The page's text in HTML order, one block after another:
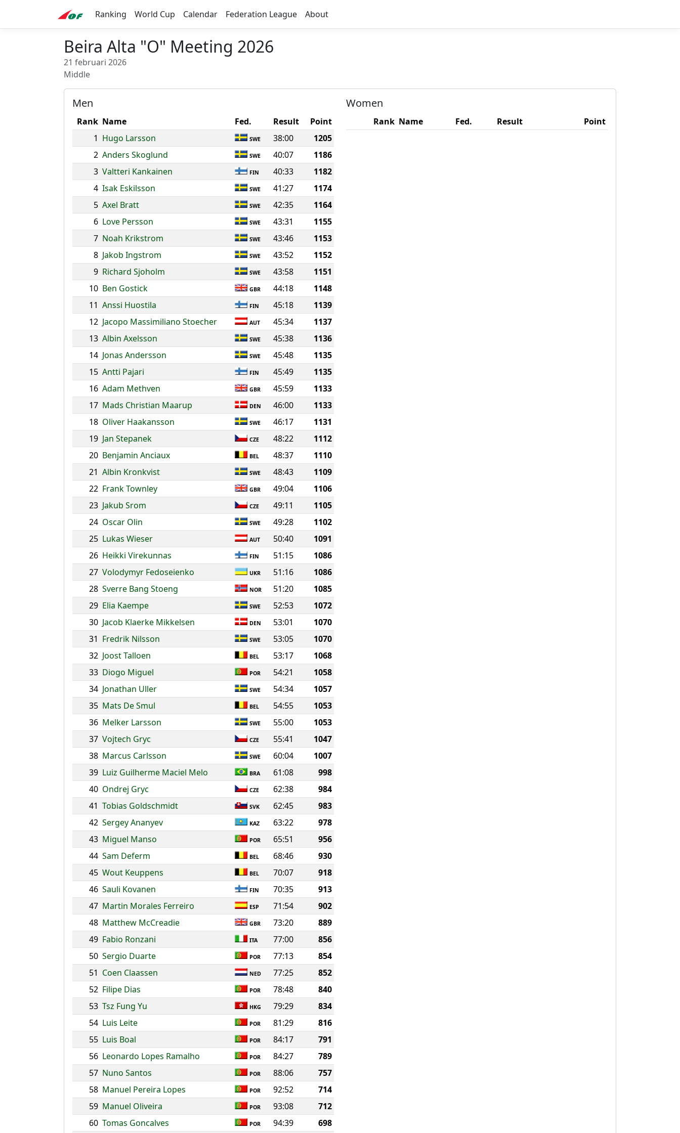
Ranking World Cup Calendar Federation League About
Beira Alta "O" Meeting 2026
21 februari 2026
Middle
Men
Rank Name Fed. Result
Point
1 Hugo Larsson SWE 38:00
1205
2 Anders Skoglund SWE 40:07
1186
3 Valtteri Kankainen FIN 40:33
1182
4 Isak Eskilsson SWE 41:27
1174
5 Axel Bratt SWE 42:35
1164
6 Love Persson SWE 43:31
1155
7 Noah Krikstrom SWE 43:46
1153
8 Jakob Ingstrom SWE 43:52
1152
9 Richard Sjoholm SWE 43:58
1151
10 Ben Gostick GBR 44:18
1148
11 Anssi Huostila FIN 45:18
1139
12 Jacopo Massimiliano Stoecher AUT 45:34
1137
13 Albin Axelsson SWE 45:38
1136
14 Jonas Andersson SWE 45:48
1135
15 Antti Pajari FIN 45:49
1135
16 Adam Methven GBR 45:59
1133
17 Mads Christian Maarup DEN 46:00
1133
18 Oliver Haakansson SWE 46:17
1131
19 Jan Stepanek CZE 48:22
1112
20 Benjamin Anciaux BEL 48:37
1110
21 Albin Kronkvist SWE 48:43
1109
22 Frank Townley GBR 49:04
1106
23 Jakub Srom CZE 49:11
1105
24 Oscar Olin SWE 49:28
1102
25 Lukas Wieser AUT 50:40
1091
26 Heikki Virekunnas FIN 51:15
1086
27 Volodymyr Fedoseienko UKR 51:16
1086
28 Sverre Bang Stoeng NOR 51:20
1085
29 Elia Kaempe SWE 52:53
1072
30 Jacob Klaerke Mikkelsen DEN 53:01
1070
31 Fredrik Nilsson SWE 53:05
1070
32 Joost Talloen BEL 53:17
1068
33 Diogo Miguel POR 54:21
1058
34 Jonathan Uller SWE 54:34
1057
35 Mats De Smul BEL 54:55
1053
36 Melker Larsson SWE 55:00
1053
37 Vojtech Gryc CZE 55:41
1047
38 Marcus Carlsson SWE 60:04
1007
39 Luiz Guilherme Maciel Melo BRA 61:08
998
40 Ondrej Gryc CZE 62:38
984
41 Tobias Goldschmidt SVK 62:45
983
42 Sergey Ananyev KAZ 63:22
978
43 Miguel Manso POR 65:51
956
44 Sam Deferm BEL 68:46
930
45 Wout Keuppens BEL 70:07
918
46 Sauli Kovanen FIN 70:35
913
47 Martin Morales Ferreiro ESP 71:54
902
48 Matthew McCreadie GBR 73:20
889
49 Fabio Ronzani ITA 77:00
856
50 Sergio Duarte POR 77:13
854
51 Coen Claassen NED 77:25
852
52 Filipe Dias POR 78:48
840
53 Tsz Fung Yu HKG 79:29
834
54 Luis Leite POR 81:29
816
55 Luis Boal POR 84:17
791
56 Leonardo Lopes Ramalho POR 84:27
789
57 Nuno Santos POR 88:06
757
58 Manuel Pereira Lopes POR 92:52
714
59 Manuel Oliveira POR 93:08
712
60 Tomas Goncalves POR 94:39 698
Women
Rank Name Fed. Result Point